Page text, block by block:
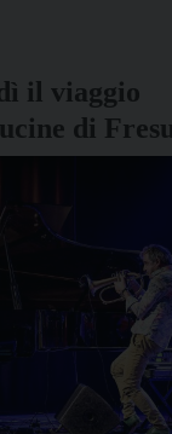
il viaggio
di